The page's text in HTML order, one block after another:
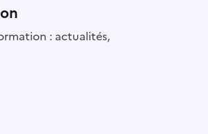
: actualités,